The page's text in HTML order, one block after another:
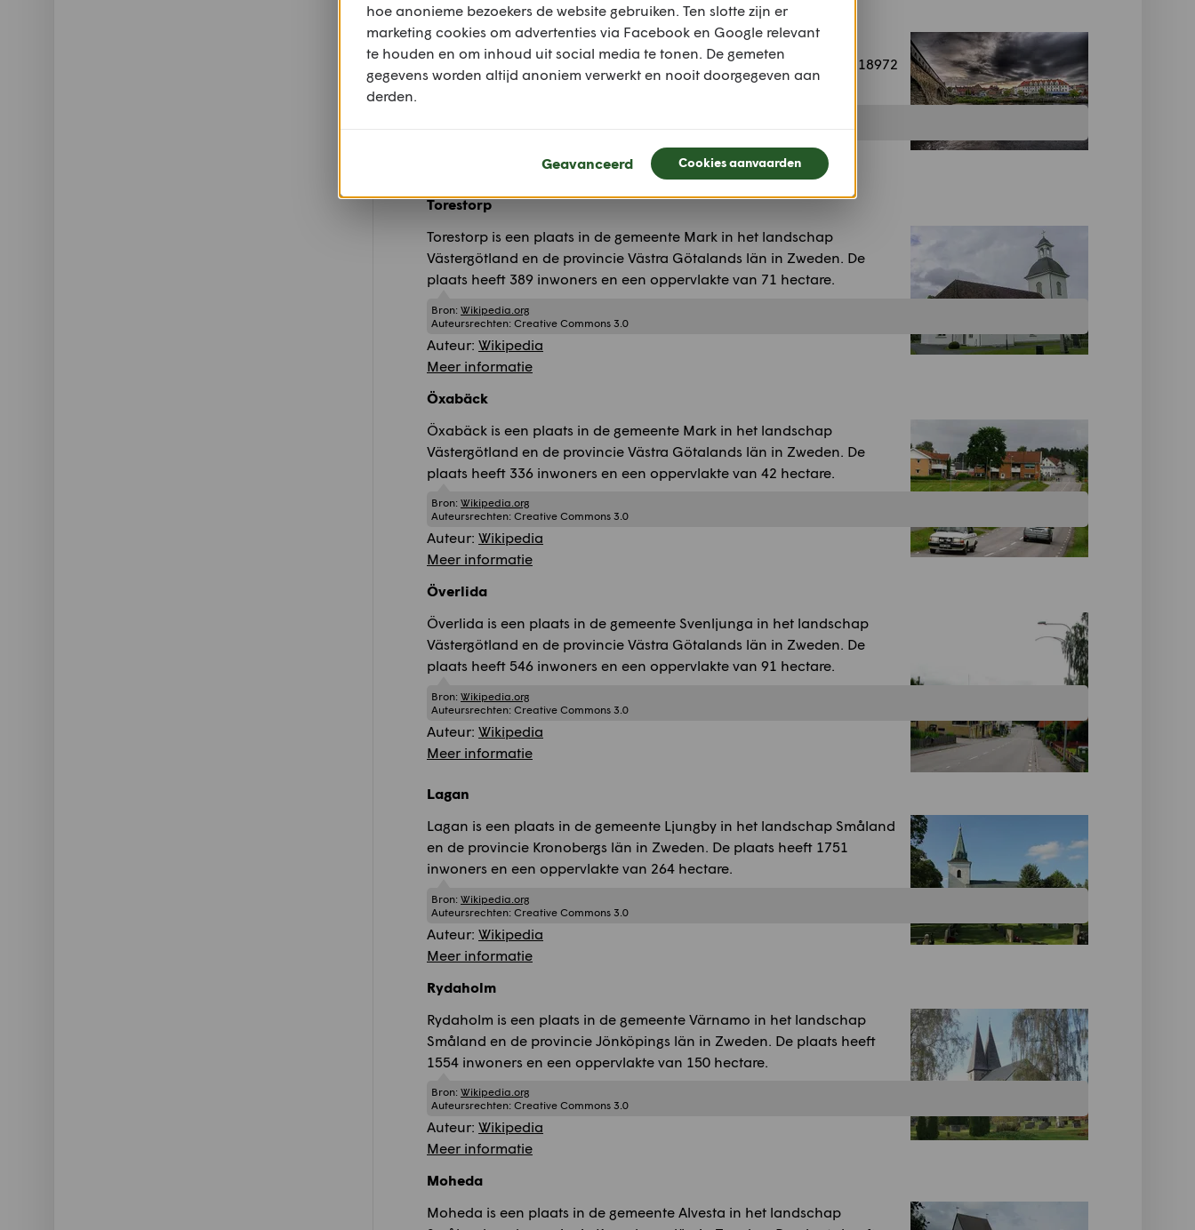
Falkenberg
Falkenberg is de hoofdstad van de gemeente Falkenberg in het
landschap Halland en de provincie Hallands län. De plaats heeft 18972
inwoners en een oppervlakte van 1454 hectare.
Torestorp
Torestorp is een plaats in de gemeente Mark in het landschap
Västergötland en de provincie Västra Götalands län in Zweden. De
plaats heeft 389 inwoners en een oppervlakte van 71 hectare.
Bron: Wikipedia.org
Auteursrechten: Creative Commons 3.0
Auteur: Wikipedia
Meer informatie
Öxabäck
Öxabäck is een plaats in de gemeente Mark in het landschap
Västergötland en de provincie Västra Götalands län in Zweden. De
plaats heeft 336 inwoners en een oppervlakte van 42 hectare.
Bron: Wikipedia.org
Auteursrechten: Creative Commons 3.0
Auteur: Wikipedia
Meer informatie
Överlida
Överlida is een plaats in de gemeente Svenljunga in het landschap
Västergötland en de provincie Västra Götalands län in Zweden. De
plaats heeft 546 inwoners en een oppervlakte van 91 hectare.
Bron: Wikipedia.org
Auteursrechten: Creative Commons 3.0
Auteur: Wikipedia
Meer informatie
Lagan
Lagan is een plaats in de gemeente Ljungby in het landschap Småland
en de provincie Kronobergs län in Zweden. De plaats heeft 1751
inwoners en een oppervlakte van 264 hectare.
Bron: Wikipedia.org
Auteursrechten: Creative Commons 3.0
Auteur: Wikipedia
Meer informatie
Rydaholm
Rydaholm is een plaats in de gemeente Värnamo in het landschap
Småland en de provincie Jönköpings län in Zweden. De plaats heeft
1554 inwoners en een oppervlakte van 150 hectare.
Bron: Wikipedia.org
Auteursrechten: Creative Commons 3.0
Auteur: Wikipedia
Meer informatie
Moheda
Moheda is een plaats in de gemeente Alvesta in het landschap
hoe anonieme bezoekers de website gebruiken. Ten slotte zijn er
marketing cookies om advertenties via Facebook en Google relevant
te houden en om inhoud uit social media te tonen. De gemeten
gegevens worden altijd anoniem verwerkt en nooit doorgegeven aan
derden.
Geavanceerd Cookies aanvaarden